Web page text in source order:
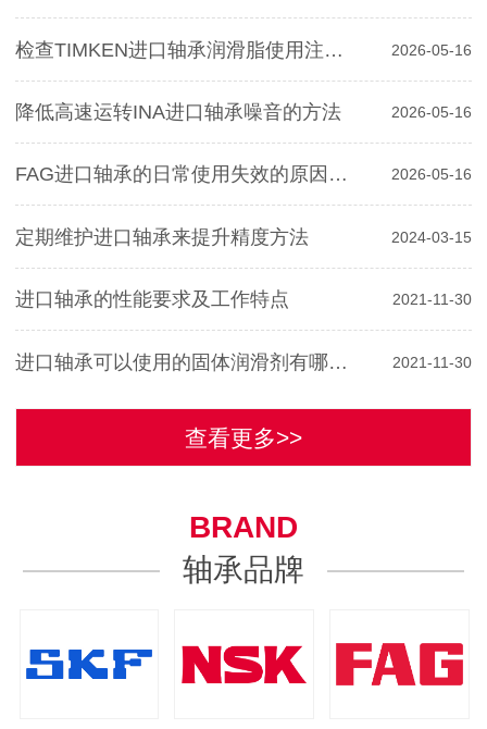
检查TIMKEN进口轴承润滑脂使用注意事项 2026-05-16
降低高速运转INA进口轴承噪音的方法 2026-05-16
FAG进口轴承的日常使用失效的原因分析 2026-05-16
定期维护进口轴承来提升精度方法 2024-03-15
进口轴承的性能要求及工作特点 2021-11-30
进口轴承可以使用的固体润滑剂有哪些？ 2021-11-30
查看更多>>
BRAND
轴承品牌